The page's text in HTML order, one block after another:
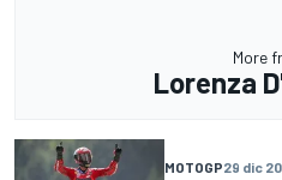
More
Lorenza
MOTOGP29 dic